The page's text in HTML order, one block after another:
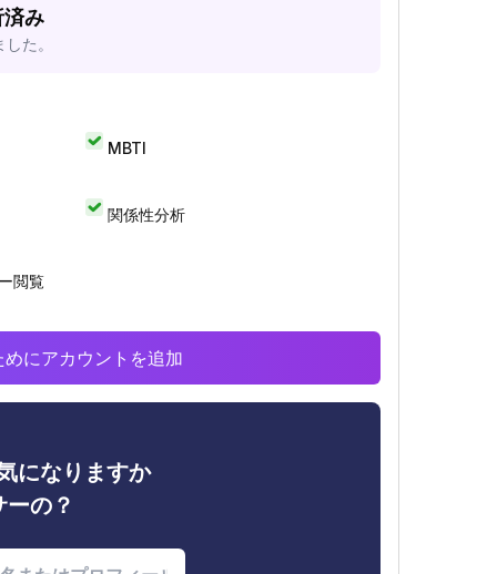
み
た。
MBTI
関係性分析
閲覧
にアカウントを追加
になりますか
の？